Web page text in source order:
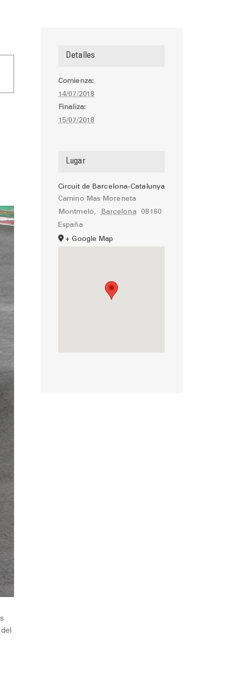
Detalles
Comienza:
14/07/2018
Finaliza:
15/07/2018
Lugar
Circuit de Barcelona-Catalunya
Camino Mas Moreneta
Montmeló, Barcelona
08160
España
+ Google Map